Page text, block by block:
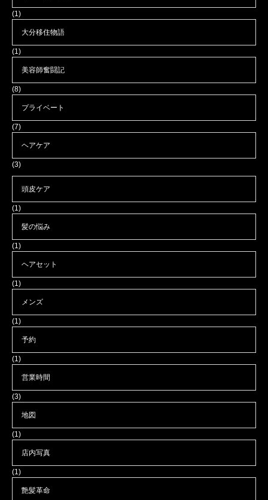
(1)
大分移住物語
(1)
美容師奮闘記
(8)
プライベート
(7)
ヘアケア
(3)
頭皮ケア
(1)
髪の悩み
(1)
ヘアセット
(1)
メンズ
(1)
予約
(1)
営業時間
(3)
地図
(1)
店内写真
(1)
艶髪革命